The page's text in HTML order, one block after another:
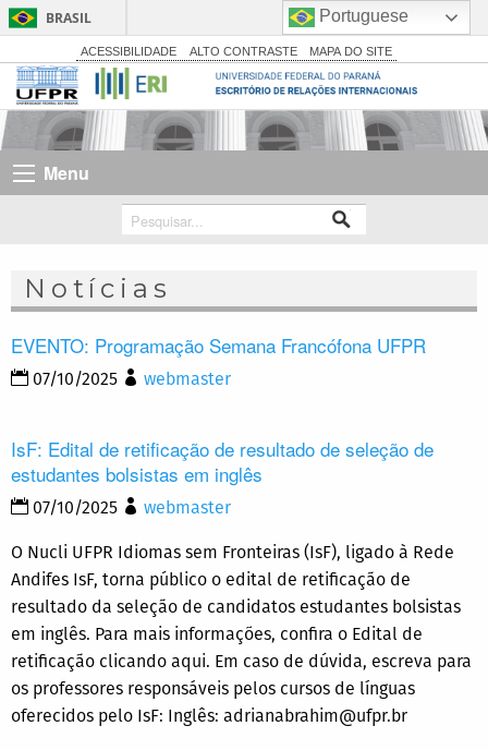
BRASIL
Simplifique!
Comunica BR
Participe
Legislação
Canais
ACESSIBILIDADE ALTO CONTRASTE MAPA DO SITE
Menu
Notícias
EVENTO: Programação Semana Francófona UFPR
07/10/2025 webmaster
IsF: Edital de retificação de resultado de seleção de
estudantes bolsistas em inglês
07/10/2025 webmaster
O Nucli UFPR Idiomas sem Fronteiras (IsF), ligado à Rede
Andifes IsF, torna público o edital de retificação de
resultado da seleção de candidatos estudantes bolsistas
em inglês. Para mais informações, confira o Edital de
retificação clicando aqui. Em caso de dúvida, escreva para
os professores responsáveis pelos cursos de línguas
oferecidos pelo IsF: Inglês: adrianabrahim@ufpr.br
Portuguese